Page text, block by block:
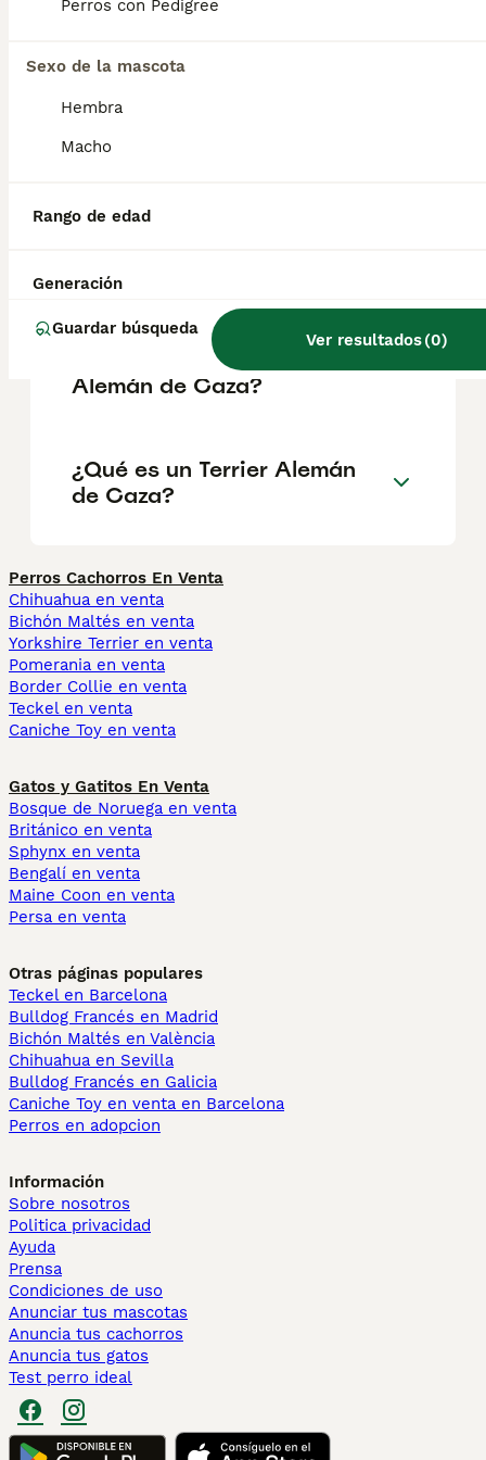
Perros con Pedigree
Sexo de la mascota
Hembra
Macho
Rango de edad
Generación
Guardar búsqueda
Ver resultados(0)
son animales sociables y obedientes; no son
especiales para la caza?
¿Cuánto vale un Terrier
Alemán de Caza?
¿Qué es un Terrier Alemán
de Caza?
Perros Cachorros En Venta
Chihuahua en venta
Bichón Maltés en venta
Yorkshire Terrier en venta
Pomerania en venta
Border Collie en venta
Teckel en venta
Caniche Toy en venta
Gatos y Gatitos En Venta
Bosque de Noruega en venta
Británico en venta
Sphynx en venta
Bengalí en venta
Maine Coon en venta
Persa en venta
Otras páginas populares
Teckel en Barcelona
Bulldog Francés en Madrid
Bichón Maltés en València
Chihuahua en Sevilla
Bulldog Francés en Galicia
Caniche Toy en venta en Barcelona
Perros en adopcion
Información
Sobre nosotros
Politica privacidad
Ayuda
Prensa
Condiciones de uso
Anunciar tus mascotas
Anuncia tus cachorros
Anuncia tus gatos
Test perro ideal